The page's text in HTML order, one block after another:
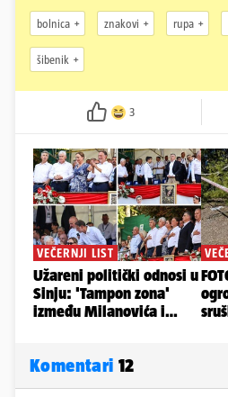
bolnica znakovi rupa
šibenik
3
Komentari 12